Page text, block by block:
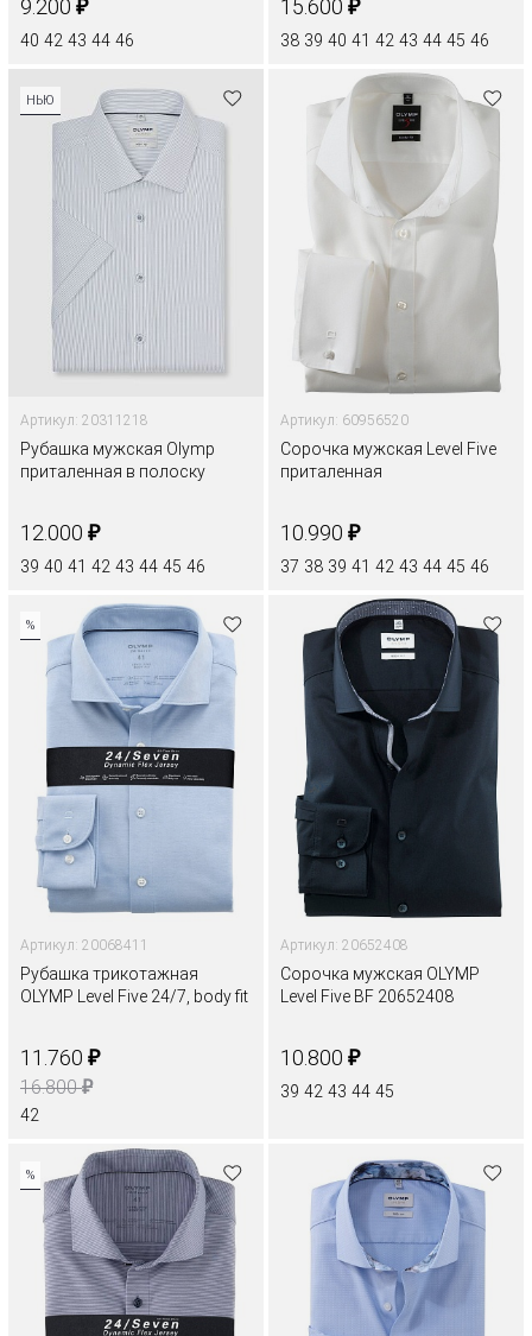
9.200 ₽
40 42 43 44 46
15.600 ₽
38 39 40 41 42 43 44 45 46
НЬЮ
Артикул: 20311218
Рубашка мужская Olymp
приталенная в полоску
12.000 ₽
39 40 41 42 43 44 45 46
Артикул: 60956520
Сорочка мужская Level Five
приталенная
10.990 ₽
37 38 39 41 42 43 44 45 46
%
Артикул: 20068411
Рубашка трикотажная
OLYMP Level Five 24/7, body fit
11.760 ₽
16.800₽
42
Артикул: 20652408
Сорочка мужская OLYMP
Level Five BF 20652408
10.800 ₽
39 42 43 44 45
%